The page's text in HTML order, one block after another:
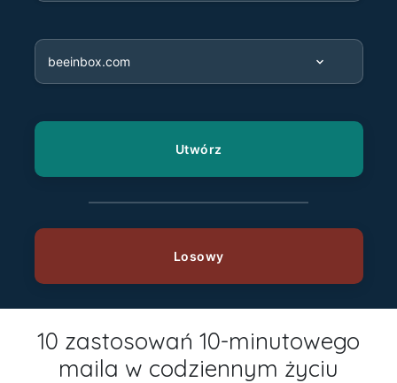
10 zastosowań 10-minutowego
maila w codziennym życiu